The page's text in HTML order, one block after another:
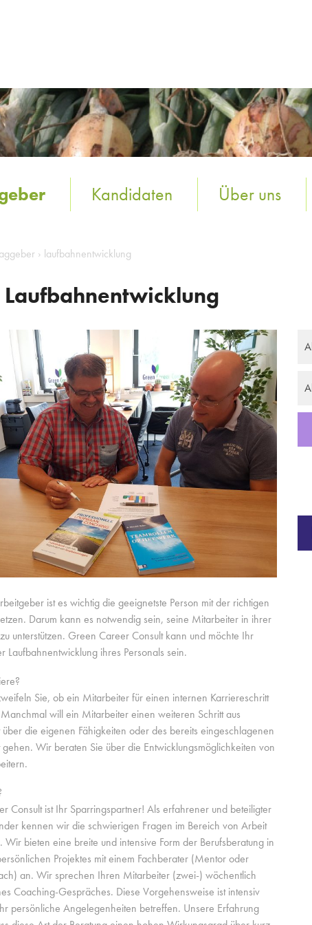
Kandidaten Über uns
› laufbahnentwicklung
Laufbahnentwicklung
ist es wichtig die geeignetste Person mit der richtigen
Darum kann es notwendig sein, seine Mitarbeiter in ihrer
unterstützen. Green Career Consult kann und möchte Ihr
Laufbahnentwicklung ihres Personals sein.
Sie, ob ein Mitarbeiter für einen internen Karriereschritt
will ein Mitarbeiter einen weiteren Schritt aus
über die eigenen Fähigkeiten oder des bereits eingeschlagenen
Wir beraten Sie über die Entwicklungsmöglichkeiten von
Consult ist Ihr Sparringspartner! Als erfahrener und beteiligter
kennen wir die schwierigen Fragen im Bereich von Arbeit
Wir bieten eine breite und intensive Form der Berufsberatung in
Projektes mit einem Fachberater (Mentor oder
an. Wir sprechen Ihren Mitarbeiter (zwei-) wöchentlich
Coaching-Gespräches. Diese Vorgehensweise ist intensiv
persönliche Angelegenheiten betreffen. Unsere Erfahrung